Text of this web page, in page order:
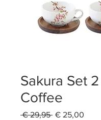
Sakura Set
Coffee
€ 29,95 Normale
€ 25,00